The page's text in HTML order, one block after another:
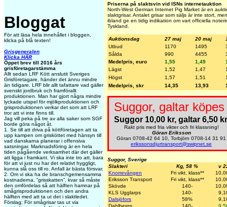
Bloggat
För att läsa hela innehållet i bloggen,
klicka på blå texten!
Grisgeneralen
Klicka HÄR
Öppet brev till 2016 års
grisföretagarstämma
Allt sedan LRF Kött anslutit Sveriges
Grisföretagare, händer det ännu mindre
än tidigare. LRF blir allt tafattare vad gäller
svenskt jordbruk och framförallt
produktionen. Man har gjort några mindre
lyckade utspel för mjölkproduktionen och
grisproduktionen verkar det som att LRF
tror att vi inte finns till.
Jag vill peka på tre av alla saker som SGF
borde göra något åt.
1. Se till att driva på köttföretagen att ta
upp kampen om grisköttet med hänsyn till
vad danskarna planerar i offensiva
satsningar. Marknadsföring är en hela
tiden pågående verksamhet där det gäller
att ligga i framkant. Vi ska inte tro att, bara
för att vi just nu har det relativt hyggligt,
kunna slå oss till ro. Anfall är bästa försvar.
2. Om vi ska ha de branschgemensamma
kostnaderna, ”grisskatten”, kvar så måste
den omfördelas så att hälften hamnar på
smågrisproduktionen och den andra
hälften med att ta ut det i slaktledet.
Förslag; För smågrisar tas ut via
Priserna på slaktsvin vid ISNs internetauktion
North-West German Internet Pig Market är en
slaktgrisar. Antalet grisar som säljs är inte stort,
ibland ge en tidig indikation om vart officiella
Tyskland.
Auktionsdag 27 maj 20 maj
Utbud
1170 1495
Sålda
990 4455
Medelpris, euro
1,55 1,49
Lägst
1,52 1,47
Högst
1,57 1,51
Medelpris, skr
14,35 13,93
Suggor, galtar
Suggor 10,00 kr, galtar 6,50
Rakt pris med fria vikter och fri klassning!
Göran Eriksson
Göran 0708-42 64 10, Torbjörn 0708-14 31 91
erikssonsdjurtransport@swipnet.se
Suggor, Sverige
Slakteri
Kg, 58 %
v
Knorrevången
Fri vikt, klass**
Eriksson Transport
Fri vikt, klass**
Skövde
140-
KLS Ugglarps
140-
Dalsjöfors
58%
Dahlbergs
140-